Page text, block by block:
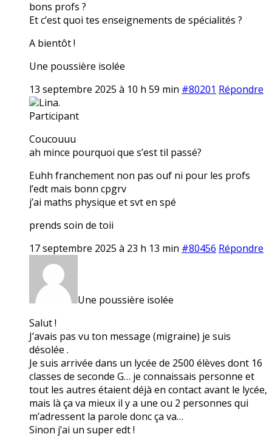
bons profs ?
Et c’est quoi tes enseignements de spécialités ?
A bientôt !
Une poussière isolée
13 septembre 2025 à 10 h 59 min #80201 Répondre
Lina.
Participant
Coucouuu
ah mince pourquoi que s’est til passé?
Euhh franchement non pas ouf ni pour les profs
l’edt mais bonn cpgrv
j’ai maths physique et svt en spé
prends soin de toii
17 septembre 2025 à 23 h 13 min #80456 Répondre
Une poussière isolée
Salut !
J’avais pas vu ton message (migraine) je suis
désolée .
Je suis arrivée dans un lycée de 2500 élèves dont 16
classes de seconde G… je connaissais personne et
tout les autres étaient déjà en contact avant le lycée,
mais là ça va mieux il y a une ou 2 personnes qui
m’adressent la parole donc ça va…
Sinon j’ai un super edt !